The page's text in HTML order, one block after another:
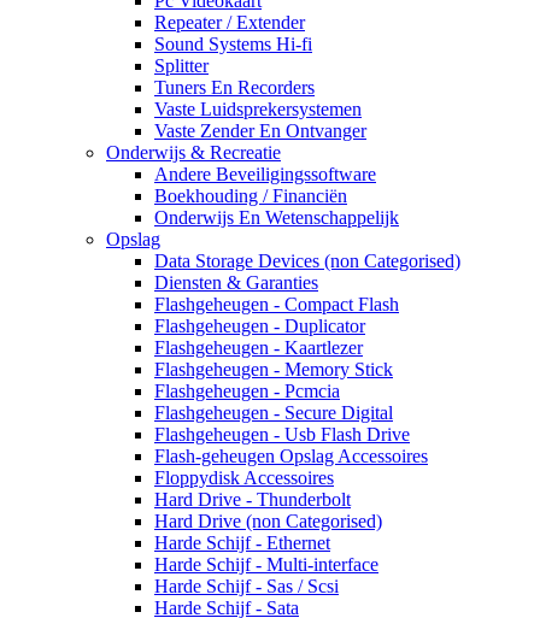
Repeater / Extender
Sound Systems Hi-fi
Splitter
Tuners En Recorders
Vaste Luidsprekersystemen
Vaste Zender En Ontvanger
Onderwijs & Recreatie
Andere Beveiligingssoftware
Boekhouding / Financiën
Onderwijs En Wetenschappelijk
Opslag
Data Storage Devices (non Categorised)
Diensten & Garanties
Flashgeheugen - Compact Flash
Flashgeheugen - Duplicator
Flashgeheugen - Kaartlezer
Flashgeheugen - Memory Stick
Flashgeheugen - Pcmcia
Flashgeheugen - Secure Digital
Flashgeheugen - Usb Flash Drive
Flash-geheugen Opslag Accessoires
Floppydisk Accessoires
Hard Drive - Thunderbolt
Hard Drive (non Categorised)
Harde Schijf - Ethernet
Harde Schijf - Multi-interface
Harde Schijf - Sas / Scsi
Harde Schijf - Sata